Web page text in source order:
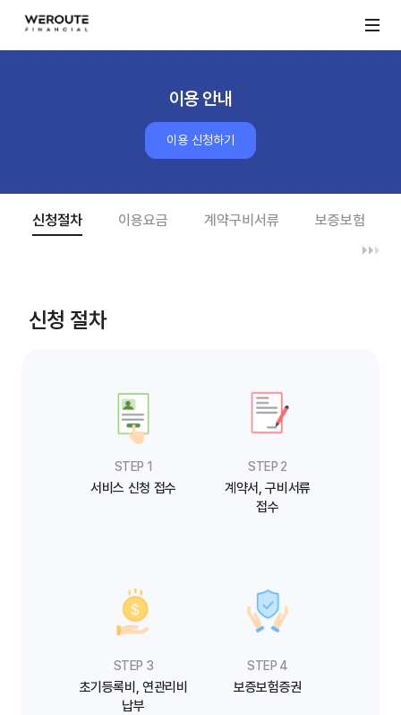
이용 안내
이용 신청하기
신청절차 이용요금 계약구비서류 보증보험
신청 절차
STEP 1
서비스 신청 접수
STEP 2
계약서, 구비서류
접수
STEP 3
초기등록비, 연관리비
납부
STEP 4
보증보험증권